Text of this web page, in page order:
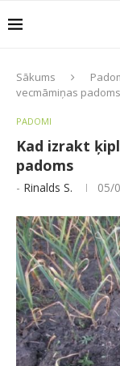
Sākums
vecmāmiņas padoms
PADOMI
Kad izrakt
padoms
- Rinalds S. 05/